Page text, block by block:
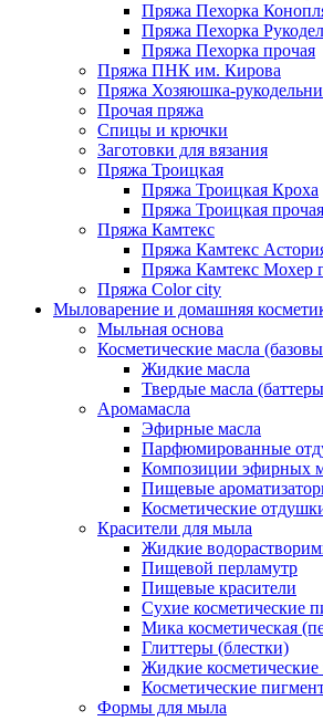
Пряжа Пехорка
Пряжа Пехорка
Пряжа Пехорка прочая
Пряжа ПНК им. Кирова
Пряжа Хозяюшка-
Прочая пряжа
Спицы и крючки
Заготовки для вязания
Пряжа Троицкая
Пряжа Троицкая Кроха
Пряжа Троицкая прочая
Пряжа Камтекс
Пряжа Камтекс
Пряжа Камтекс Мохер
Пряжа Color city
Мыловарение и домашняя
Мыльная основа
Косметические масла
Жидкие масла
Твердые масла
Аромамасла
Эфирные масла
Парфюмированные
Композиции эфирных
Пищевые
Косметические
Красители для мыла
Жидкие
Пищевой перламутр
Пищевые красители
Сухие косметические
Мика косметическая
Глиттеры (блестки)
Жидкие
Косметические
Формы для мыла